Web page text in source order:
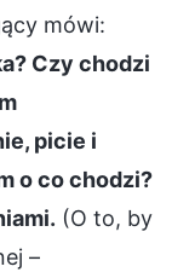
mówi:
Czy chodzi
picie i
o co chodzi?
(O to, by
–